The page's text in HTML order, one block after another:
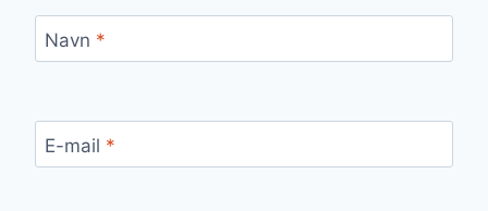
Navn *
E-mail *